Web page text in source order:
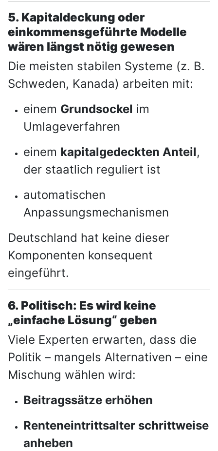
5. Kapitaldeckung oder
einkommensgeführte Modelle
wären längst nötig gewesen
Die meisten stabilen Systeme (z. B.
Schweden, Kanada) arbeiten mit:
einem Grundsockel im
Umlageverfahren
einem kapitalgedeckten Anteil,
der staatlich reguliert ist
automatischen
Anpassungsmechanismen
Deutschland hat keine dieser
Komponenten konsequent
eingeführt.
6. Politisch: Es wird keine
„einfache Lösung“ geben
Viele Experten erwarten, dass die
Politik – mangels Alternativen – eine
Mischung wählen wird:
Beitragssätze erhöhen
Renteneintrittsalter schrittweise
anheben